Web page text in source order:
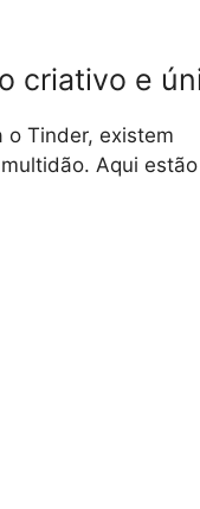
criativo e
o Tinder, existem
Aqui estão